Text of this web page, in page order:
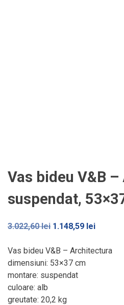
Vas bideu V&B
suspendat,
3.022,60lei Prețul
a
fost:
3.022,60 lei.
1.148,59 leiPrețul
este:
Vas bideu V&B – Architectura
dimensiuni: 53×37 cm
montare: suspendat
culoare: alb
greutate: 20,2 kg